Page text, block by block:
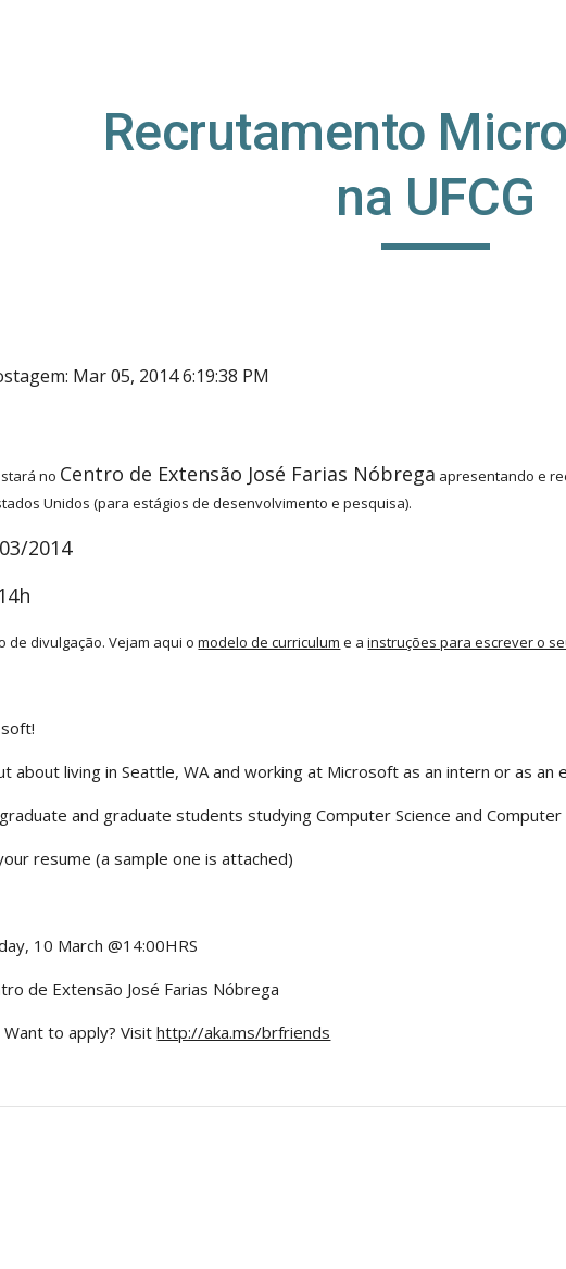
Recrutamento
na UFCG
Mar 05, 2014 6:19:38 PM
no Centro de Extensão José Farias Nóbrega apresentando e
Unidos (para estágios de desenvolvimento e pesquisa).
2014
de divulgação. Vejam aqui omodelo de curriculum e a instruções para escrever o
living in Seattle, WA and working at Microsoft as an intern or as an
and graduate students studying Computer Science and Computer
resume (a sample one is attached)
10 March @14:00HRS
de Extensão José Farias Nóbrega
to apply? Visit http://aka.ms/brfriends